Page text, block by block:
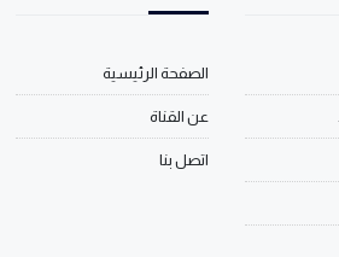
الصفحة الرئيسية
عن القناة
اتصل بنا